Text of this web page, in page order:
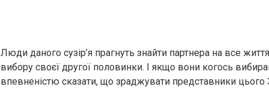
Люди даного сузір’я прагнуть знайти партнера на все
вибору своєї другої половинки. І якщо вони когось
впевненістю сказати, що зрaджувати представники цього